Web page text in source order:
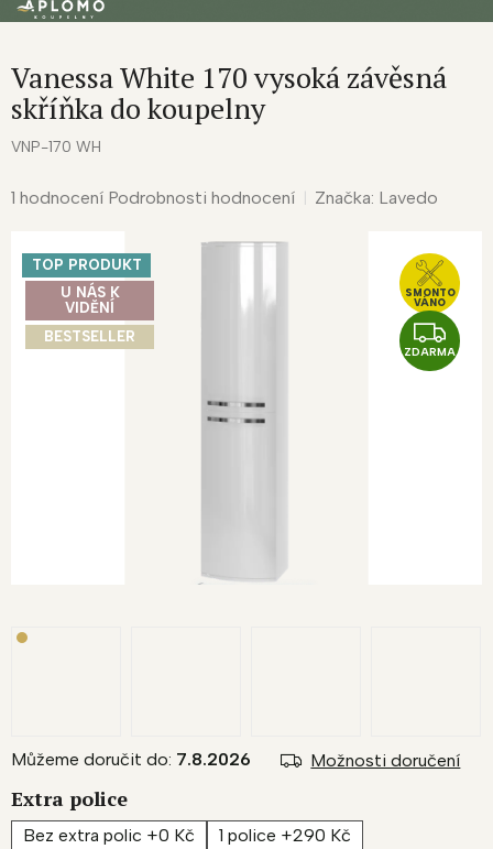
Přejít
Vanessa White 170 vysoká závěsná
skříňka do koupelny
VNP-170 WH
Průměrné
1 hodnocení Podrobnosti hodnocení Značka: Lavedo
Z
D
ZDARMA
SMONTO
VÁNO
TOP PRODUKT
U NÁS K
VIDĚNÍ
BESTSELLER
Můžeme doručit do: 7.8.2026 Možnosti doručení
Extra police
Bez extra polic +0 Kč
1 police +290 Kč